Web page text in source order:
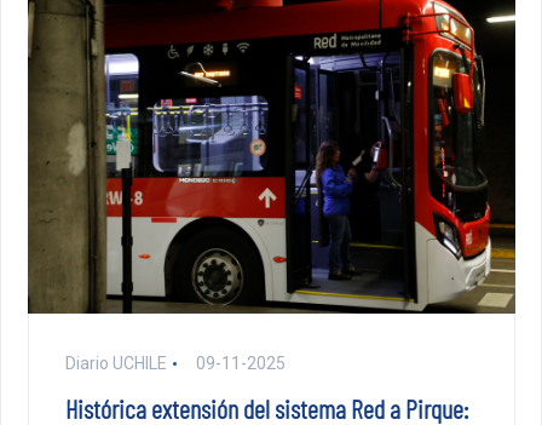
Diario UCHILE 09-11-2025
Histórica extensión del sistema Red a Pirque: